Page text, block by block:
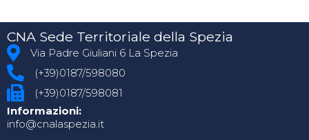
CNA Sede Territoriale della Spezia
Via Padre Giuliani 6 La Spezia
(+39)0187/598080
(+39)0187/598081
Informazioni:
info@cnalaspezia.it